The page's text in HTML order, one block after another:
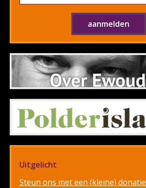
Uitgelicht
Steun ons met een (kleine) donatie